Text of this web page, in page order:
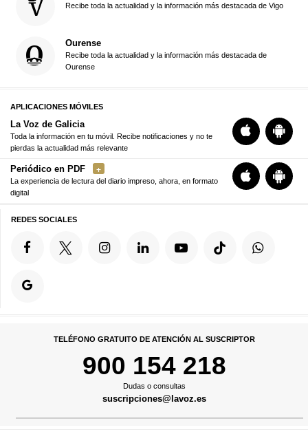
Recibe toda la actualidad y la información más destacada de Vigo
Ourense
Recibe toda la actualidad y la información más destacada de
Ourense
APLICACIONES MÓVILES
La Voz de Galicia
Toda la información en tu móvil. Recibe notificaciones y no te
pierdas la actualidad más relevante
Periódico en PDF
La experiencia de lectura del diario impreso, ahora, en formato
digital
REDES SOCIALES
TELÉFONO GRATUITO DE ATENCIÓN AL SUSCRIPTOR
900 154 218
Dudas o consultas
suscripciones@lavoz.es